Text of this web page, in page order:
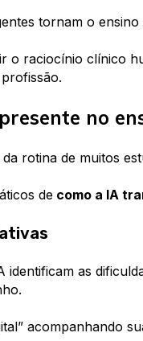
tornam o
o raciocínio clínico
no
rotina de muitos
de como a IA
identificam as
acompanhando